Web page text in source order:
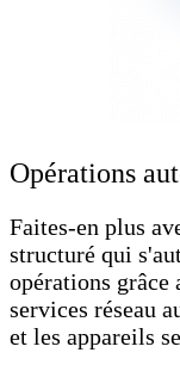
Opérations
Faites-en plus
structuré qui
opérations grâce
services réseau
et les appareils